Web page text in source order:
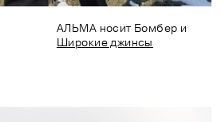
АЛЬМА носит Бомбер и
Широкие джинсы